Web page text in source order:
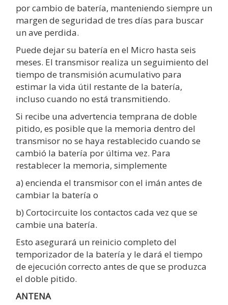
por cambio de batería, manteniendo siempre un
margen de seguridad de tres días para buscar
un ave perdida.
Puede dejar su batería en el Micro hasta seis
meses. El transmisor realiza un seguimiento del
tiempo de transmisión acumulativo para
estimar la vida útil restante de la batería,
incluso cuando no está transmitiendo.
Si recibe una advertencia temprana de doble
pitido, es posible que la memoria dentro del
transmisor no se haya restablecido cuando se
cambió la batería por última vez. Para
restablecer la memoria, simplemente
a) encienda el transmisor con el imán antes de
cambiar la batería o
b) Cortocircuite los contactos cada vez que se
cambie una batería.
Esto asegurará un reinicio completo del
temporizador de la batería y le dará el tiempo
de ejecución correcto antes de que se produzca
el doble pitido.
ANTENA